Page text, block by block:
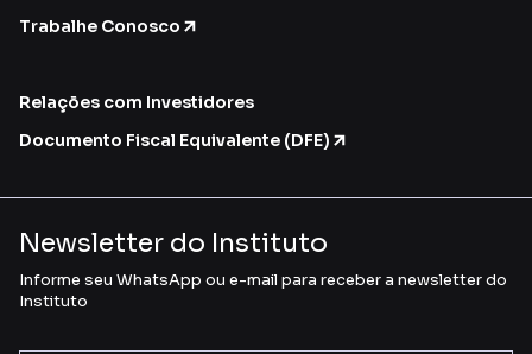
Trabalhe Conosco
Relações com Investidores
Documento Fiscal Equivalente (DFE)
Newsletter do Instituto
Informe seu WhatsApp ou e-mail para receber a newsletter do
Instituto